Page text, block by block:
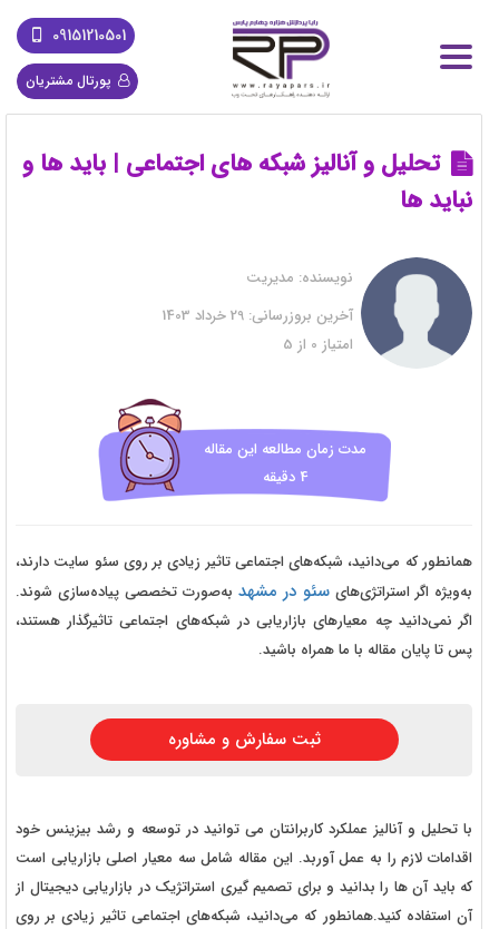
09151210501
پورتال مشتریان
تحلیل و آنالیز شبکه های اجتماعی | باید ها و
نباید ها
نویسنده: مدیریت
آخرین بروزرسانی:
امتیاز 0 از 5
مدت زمان مطالعه این مقاله
4 دقیقه
همانطور که می‌دانید، شبکه‌های اجتماعی تاثیر زیادی بر روی سئو سایت دارند،
به‌ویژه اگر استراتژی‌های سئو در مشهد به‌صورت تخصصی پیاده‌سازی شوند.
اگر نمی‌دانید چه معیارهای بازاریابی در شبکه‌های اجتماعی تاثیرگذار هستند،
پس تا پایان مقاله با ما همراه باشید.
ثبت سفارش و مشاوره
با تحلیل و آنالیز عملکرد کاربرانتان می توانید در توسعه و رشد بیزینس خود
اقدامات لازم را به عمل آوربد. این مقاله شامل سه معیار اصلی بازاریابی است
که باید آن ها را بدانید و برای تصمیم گیری استراتژیک در بازاریابی دیجیتال از
آن استفاده کنید.همانطور که می‌دانید، شبکه‌های اجتماعی تاثیر زیادی بر روی